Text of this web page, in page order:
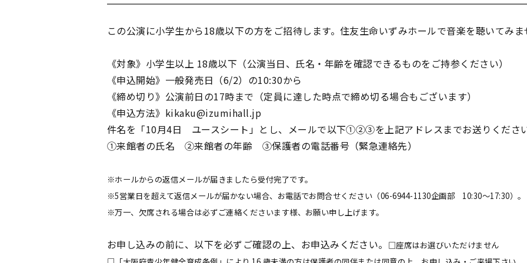
この公演に小学生から18歳以下の方をご招待します。住友生命いずみホールで音楽を聴いてみま
《対象》小学生以上 18歳以下（公演当日、氏名・年齢を確認できるものをご持参ください）
《申込開始》一般発売日（6/2）の10:30から
《締め切り》公演前日の17時まで（定員に達した時点で締め切る場合もございます）
《申込方法》kikaku@izumihall.jp
件名を「10月4日 ユースシート」とし、メールで以下①②③を上記アドレスまでお送りください
①来館者の氏名 ②来館者の年齢 ③保護者の電話番号（緊急連絡先）
※ホールからの返信メールが届きましたら受付完了です。
※5営業日を超えて返信メールが届かない場合、お電話でお問合せください（06-6944-1130企画部 10:30～17:30）。
※万一、欠席される場合は必ずご連絡くださいます様、お願い申し上げます。
お申し込みの前に、以下を必ずご確認の上、お申込みください。
□座席はお選びいただけません